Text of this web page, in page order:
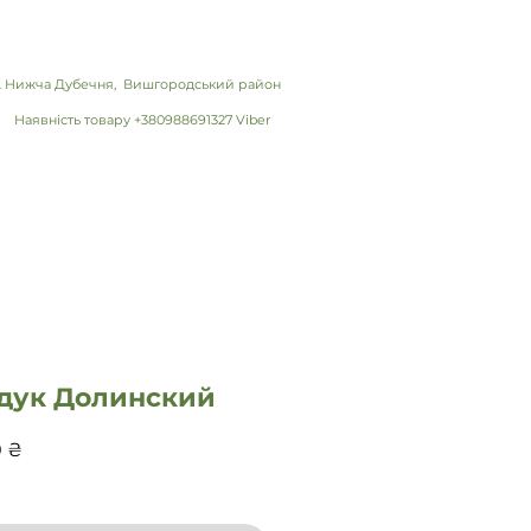
Нижча Дубечня, Вишгородський район
Наявність товару +380988691327 Viber
Долинский
₴